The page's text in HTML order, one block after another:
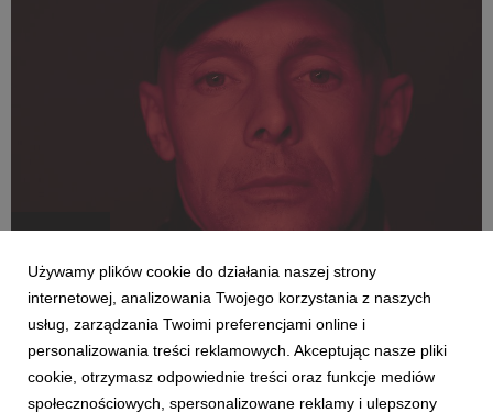
Używamy plików cookie do działania naszej strony
internetowej, analizowania Twojego korzystania z naszych
usług, zarządzania Twoimi preferencjami online i
personalizowania treści reklamowych. Akceptując nasze pliki
cookie, otrzymasz odpowiednie treści oraz funkcje mediów
społecznościowych, spersonalizowane reklamy i ulepszony